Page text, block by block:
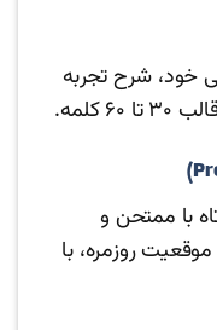
خود، شرح تجربه
با ممتحن و
روزمره، با